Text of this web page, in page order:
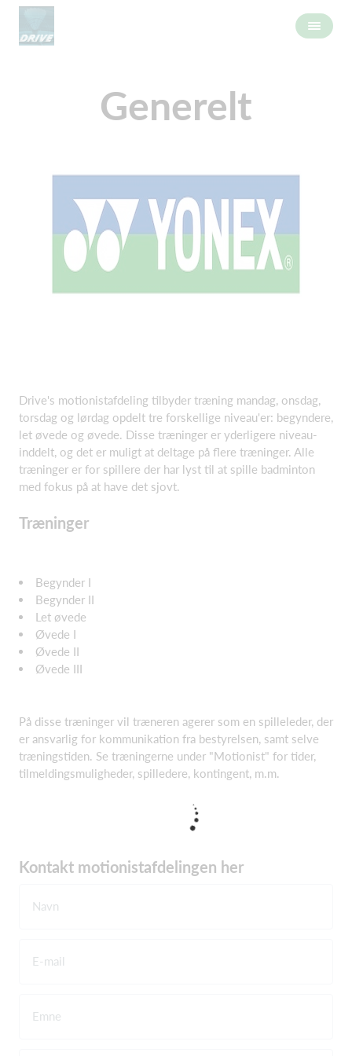
Generelt
Drive's motionistafdeling tilbyder træning mandag, onsdag,
torsdag og lørdag opdelt tre forskellige niveau'er: begyndere,
let øvede og øvede. Disse træninger er yderligere niveau-
inddelt, og det er muligt at deltage på flere træninger. Alle
træninger er for spillere der har lyst til at spille badminton
med fokus på at have det sjovt.
Træninger
Begynder I
Begynder II
Let øvede
Øvede I
Øvede II
Øvede III
På disse træninger vil træneren agerer som en spilleleder, der
er ansvarlig for kommunikation fra bestyrelsen, samt selve
træningstiden. Se træningerne under "Motionist" for tider,
tilmeldingsmuligheder, spilledere, kontingent, m.m.
Kontakt motionistafdelingen her
Navn
E-mail
Emne